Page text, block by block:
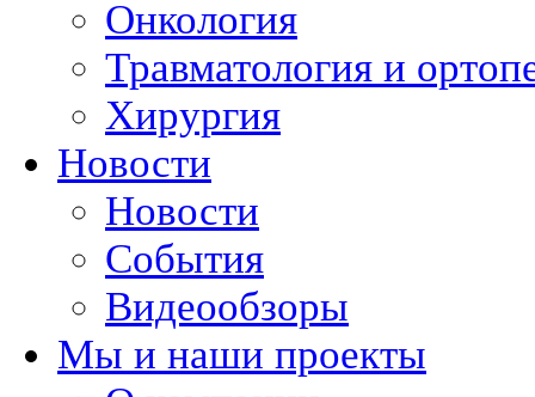
Онкология
Травматология и
Хирургия
Новости
Новости
События
Видеообзоры
Мы и наши проекты